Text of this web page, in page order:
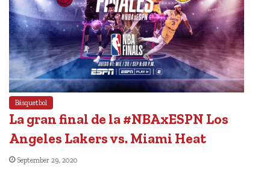
Básquetbol
La gran final de la #NBAxESPN Los
Angeles Lakers vs. Miami Heat
September 29, 2020